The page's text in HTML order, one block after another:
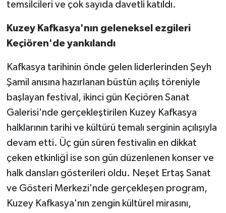
temsilcileri ve çok sayıda davetli katıldı.
Kuzey Kafkasya'nın geleneksel ezgileri
Keçiören'de yankılandı
Kafkasya tarihinin önde gelen liderlerinden Şeyh
Şamil anısına hazırlanan büstün açılış töreniyle
başlayan festival, ikinci gün Keçiören Sanat
Galerisi'nde gerçekleştirilen Kuzey Kafkasya
halklarının tarihi ve kültürü temalı serginin açılışıyla
devam etti. Üç gün süren festivalin en dikkat
çeken etkinliğİ ise son gün düzenlenen konser ve
halk dansları gösterileri oldu. Neşet Ertaş Sanat
ve Gösteri Merkezi'nde gerçekleşen program,
Kuzey Kafkasya'nın zengin kültürel mirasını,